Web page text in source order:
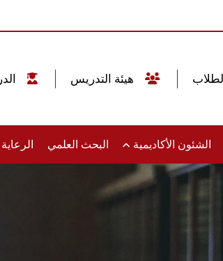
الشئون الأكاديمية البحث العلمي